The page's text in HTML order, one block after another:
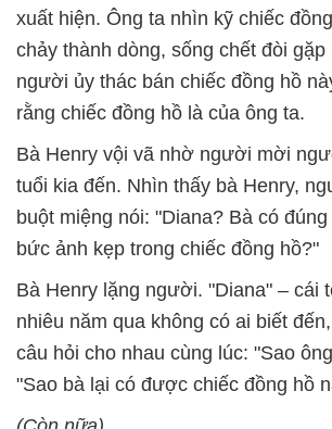
xuất hiện. Ông ta nhìn kỹ chiếc
chảy thành dòng, sống chết đòi
người ủy thác bán chiếc đồng hồ
rằng chiếc đồng hồ là của ông ta.
Bà Henry vội vã nhờ người mời
tuổi kia đến. Nhìn thấy bà Henry,
buột miệng nói: "Diana? Bà có
bức ảnh kẹp trong chiếc đồng hồ?"
Bà Henry lặng người. "Diana" – cái
nhiêu năm qua không có ai biết
câu hỏi cho nhau cùng lúc: "Sao
"Sao bà lại có được chiếc đồng hồ